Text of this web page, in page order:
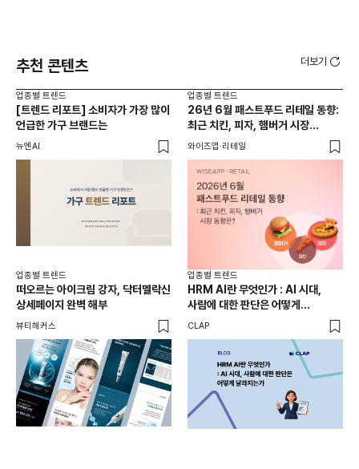
추천 콘텐츠 더보기
업종별 트렌드
[트렌드 리포트] 소비자가 가장 많이
언급한 가구 브랜드는
뉴엔AI
업종별 트렌드
26년 6월 패스트푸드 리테일 동향:
최근 치킨, 피자, 햄버거 시장
동향은?
와이즈앱·리테일
업종별 트렌드
떠오르는 아이크림 강자, 닥터멜락신
상세페이지 완벽 해부
뷰티해커스
업종별 트렌드
HRM AI란 무엇인가 : AI 시대,
사람에 대한 판단은 어떻게
달라지는가
CLAP